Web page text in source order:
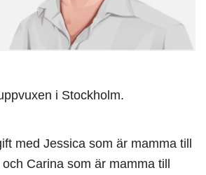
i Stockholm.
med Jessica som är mamma till
Carina som är mamma till